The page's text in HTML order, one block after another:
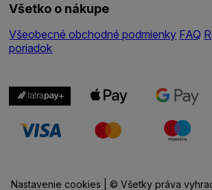
Všetko o nákupe
Všeobecné obchodné podmienky FAQ
poriadok
Nastavenie cookies | © Všetky práva